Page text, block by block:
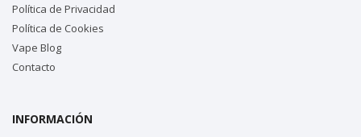
Política de Privacidad
Política de Cookies
Vape Blog
Contacto
INFORMACIÓN